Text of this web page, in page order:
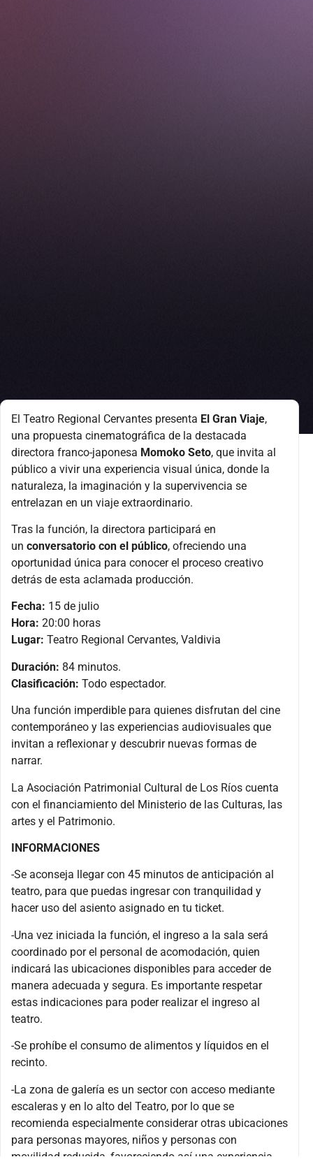
El Teatro Regional Cervantes presenta El Gran Viaje,
una propuesta cinematográfica de la destacada
directora franco-japonesa Momoko Seto, que invita al
público a vivir una experiencia visual única, donde la
naturaleza, la imaginación y la supervivencia se
entrelazan en un viaje extraordinario.
Tras la función, la directora participará en
un conversatorio con el público, ofreciendo una
oportunidad única para conocer el proceso creativo
detrás de esta aclamada producción.
Fecha: 15 de julio
Hora: 20:00 horas
Lugar: Teatro Regional Cervantes, Valdivia
Duración: 84 minutos.
Clasificación: Todo espectador.
Una función imperdible para quienes disfrutan del cine
contemporáneo y las experiencias audiovisuales que
invitan a reflexionar y descubrir nuevas formas de
narrar.
La Asociación Patrimonial Cultural de Los Ríos cuenta
con el financiamiento del Ministerio de las Culturas, las
artes y el Patrimonio.
INFORMACIONES
-Se aconseja llegar con 45 minutos de anticipación al
teatro, para que puedas ingresar con tranquilidad y
hacer uso del asiento asignado en tu ticket.
-Una vez iniciada la función, el ingreso a la sala será
coordinado por el personal de acomodación, quien
indicará las ubicaciones disponibles para acceder de
manera adecuada y segura. Es importante respetar
estas indicaciones para poder realizar el ingreso al
teatro.
-Se prohíbe el consumo de alimentos y líquidos en el
recinto.
-La zona de galería es un sector con acceso mediante
escaleras y en lo alto del Teatro, por lo que se
recomienda especialmente considerar otras ubicaciones
para personas mayores, niños y personas con
movilidad reducida, favoreciendo así una experiencia